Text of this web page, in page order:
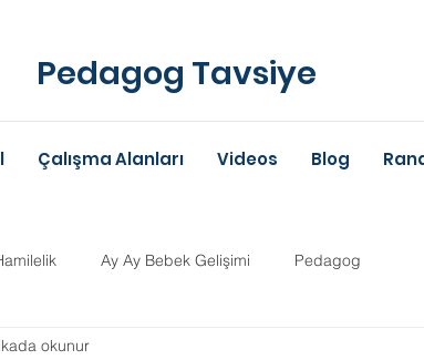
Pedagog Tavsiye
Çalışma Alanları Videos Blog
Ay Ay Bebek Gelişimi Pedagog
Eğitimiokunur